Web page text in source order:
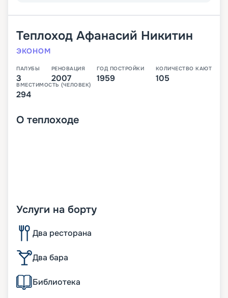
Теплоход Афанасий Никитин
ЭКОНОМ
ПАЛУБЫ
3
РЕНОВАЦИЯ
2007
ГОД ПОСТРОЙКИ
1959
КОЛИЧЕСТВО КАЮТ
105
ВМЕСТИМОСТЬ (ЧЕЛОВЕК)
294
О теплоходе
Услуги на борту
Два ресторана
Два бара
Библиотека